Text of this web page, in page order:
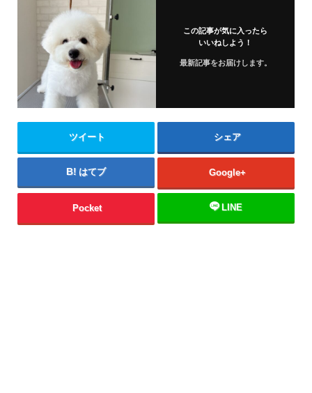
この記事が気に入ったら
いいねしよう！
最新記事をお届けします。
ツイート シェア
はてブ Google+
Pocket LINE